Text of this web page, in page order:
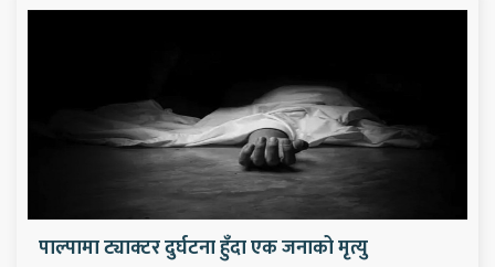
पाल्पामा ट्याक्टर दुर्घटना हुँदा एक जनाको मृत्यु